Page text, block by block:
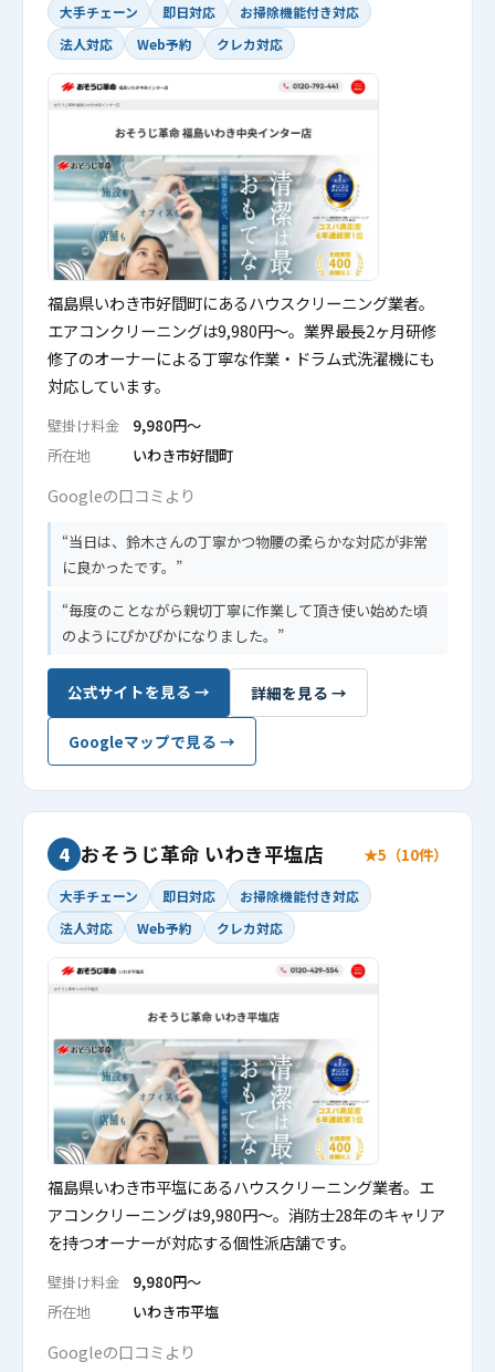
大手チェーン 即日対応
お掃除機能付き対応
法人対応
Web予約 クレカ対応
福島県いわき市好間町にあるハウスクリーニング業者。
エアコンクリーニングは9,980円〜。業界最長2ヶ月研修
修了のオーナーによる丁寧な作業・ドラム式洗濯機にも
対応しています。
壁掛け料金
9,980円〜
所在地
いわき市好間町
Googleの口コミより
当日は、鈴木さんの丁寧かつ物腰の柔らかな対応が非常
に良かったです。
毎度のことながら親切丁寧に作業して頂き使い始めた頃
のようにぴかぴかになりました。
公式サイトを見る → 詳細を見る →
Googleマップで見る →
4 おそうじ革命 いわき平塩店 ★5（10件）
大手チェーン 即日対応
お掃除機能付き対応
法人対応
Web予約 クレカ対応
福島県いわき市平塩にあるハウスクリーニング業者。エ
アコンクリーニングは9,980円〜。消防士28年のキャリア
を持つオーナーが対応する個性派店舗です。
壁掛け料金
9,980円〜
所在地
いわき市平塩
Googleの口コミより